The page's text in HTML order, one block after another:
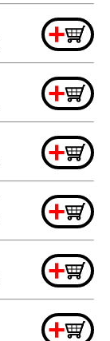
+
+
+
+
+
+